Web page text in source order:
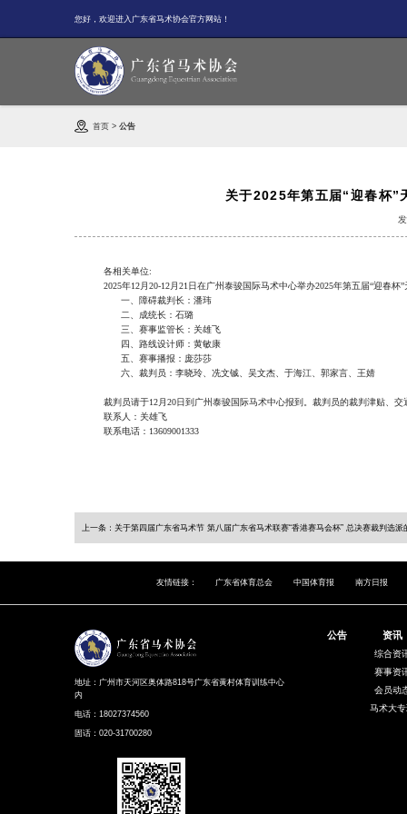
您好，欢迎进入广东省马术协会官方网站！
首页 >公告
关于2025年第五届“迎春杯”
各相关单位:
2025年12 月20-12月21 日在广州泰骏国际马术中心举办2025年第五届“迎春杯
一、 障碍裁判长：潘玮
二、 成统长：石璐
三、赛事监管长：关雄飞
四、路线设计师：黄敏康
五、赛事播报：庞莎莎
六、裁判员：李晓玲、冼文铖、吴文杰、于海江、郭家言、王婧
裁判员请于12 月20 日到 广州泰骏国际马术中心报到 。裁判员的裁判津贴、交
联系人：关雄飞
联系电话：13609001333
上一条：关于第四届广东省马术节 第八届广东省马术联赛“香港赛马会杯” 总决赛裁判选派
友情链接： 广东省体育总会 中国体育报 南方日报
地址：广州市天河区奥体路818号广东省黄村体育训练中心
内
电话：18027374560
固话：020-31700280
公告 资讯
综合资
赛事资
会员动
马术大